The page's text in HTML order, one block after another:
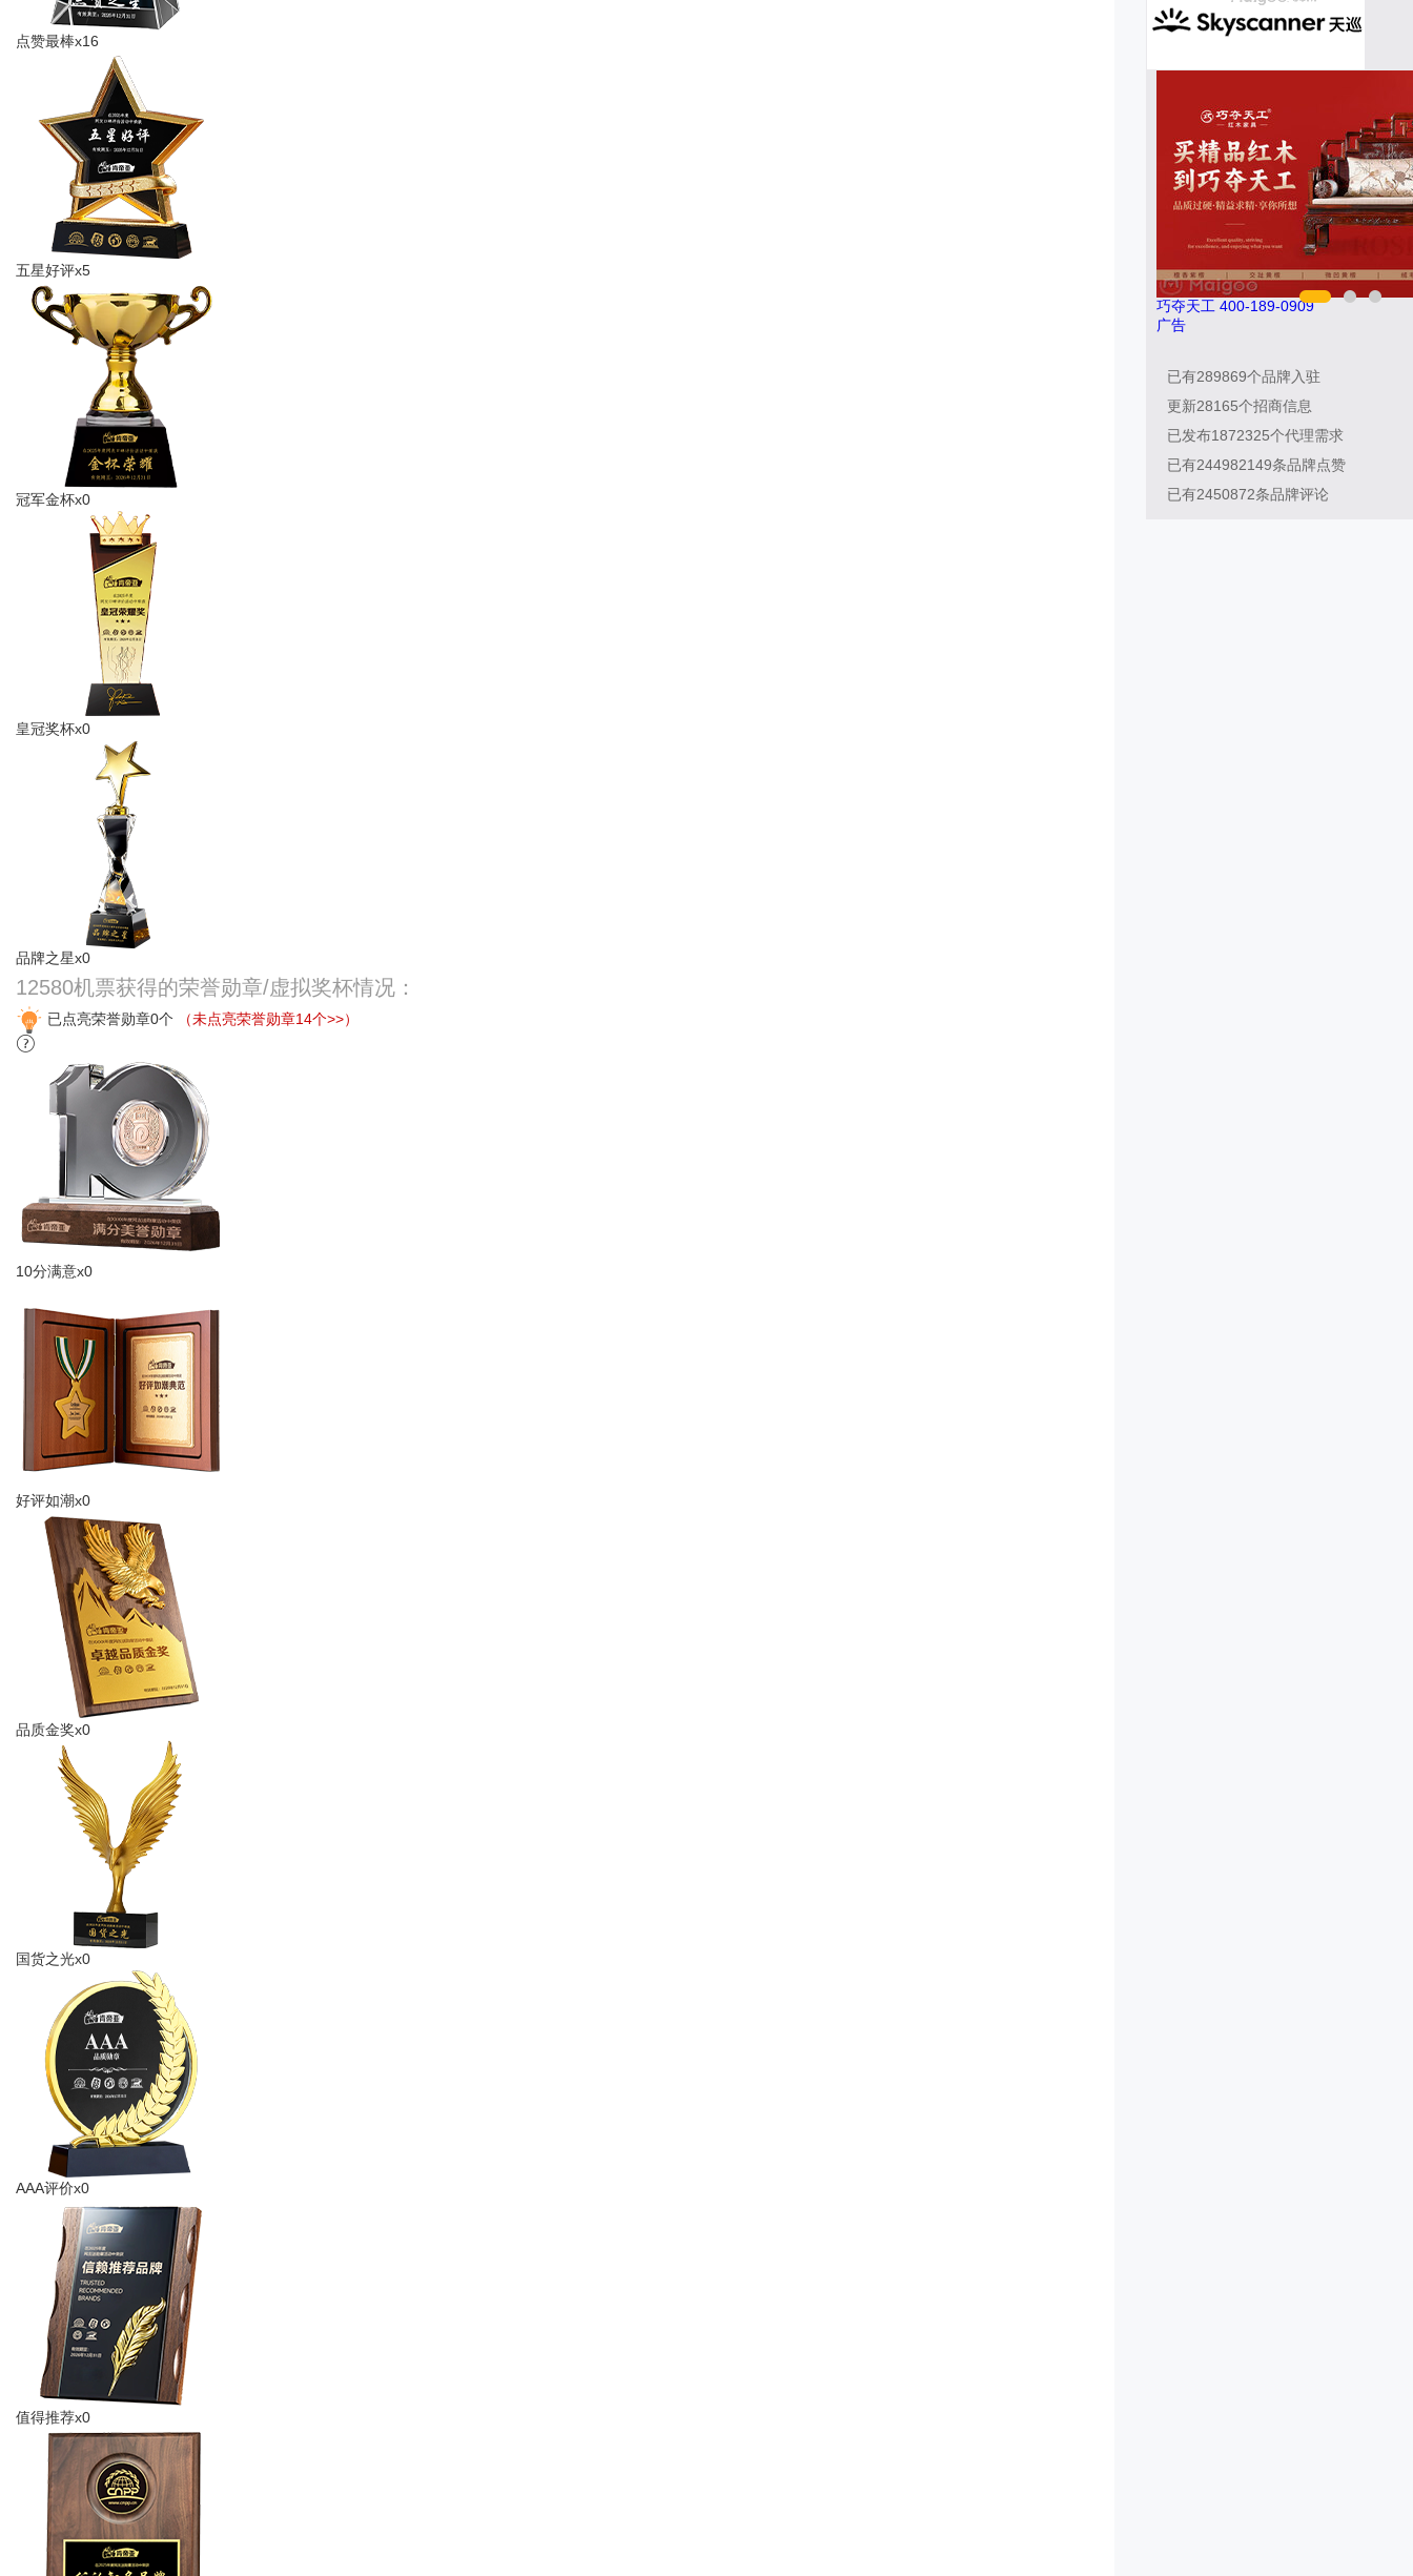
点赞最棒x16
五星好评x5
冠军金杯x0
皇冠奖杯x0
品牌之星x0
12580机票获得的荣誉勋章/虚拟奖杯情况：
已点亮荣誉勋章0个 （未点亮荣誉勋章14个>>）
10分满意x0
好评如潮x0
品质金奖x0
国货之光x0
AAA评价x0
值得推荐x0
巧夺天工 400-189-0909
广告
已有289869个品牌入驻
更新28165个招商信息
已发布1872325个代理需求
已有244982149条品牌点赞
已有2450872条品牌评论